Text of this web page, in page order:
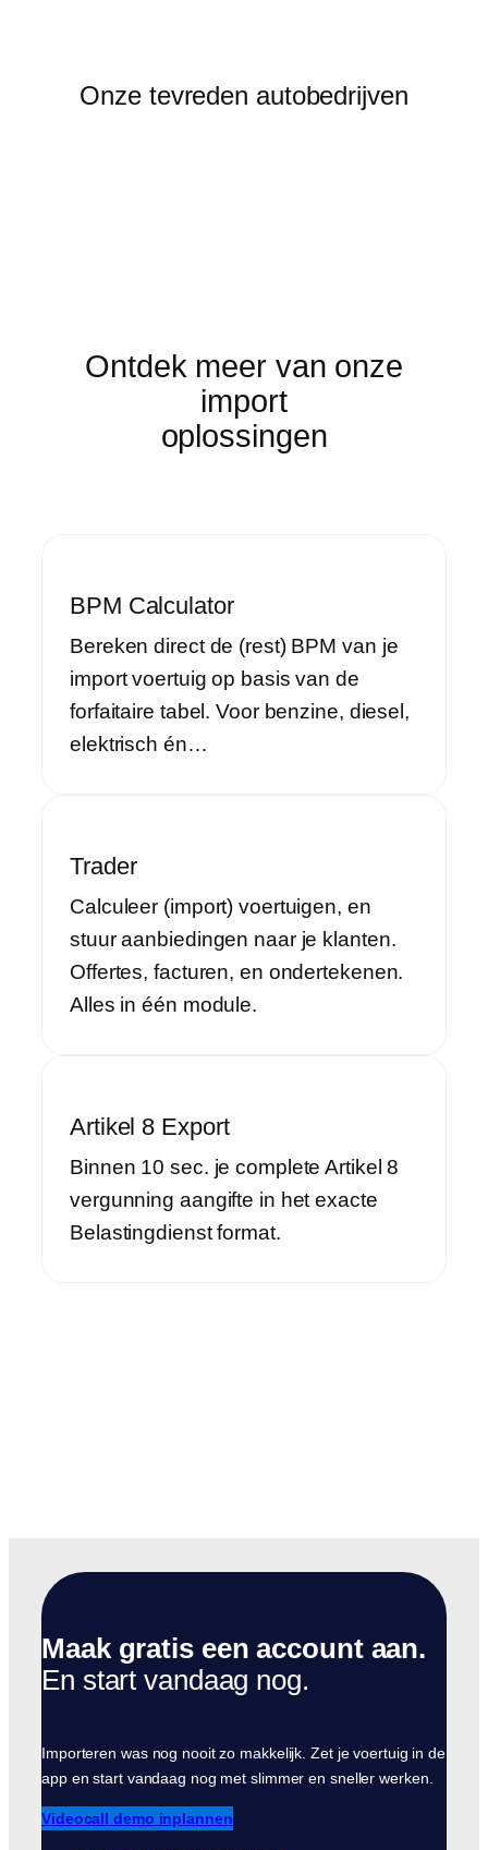
Onze tevreden autobedrijven
Ontdek meer van onze
import
oplossingen
BPM Calculator
Bereken direct de (rest) BPM van je
import voertuig op basis van de
forfaitaire tabel. Voor benzine, diesel,
elektrisch én…
Trader
Calculeer (import) voertuigen, en
stuur aanbiedingen naar je klanten.
Offertes, facturen, en ondertekenen.
Alles in één module.
Artikel 8 Export
Binnen 10 sec. je complete Artikel 8
vergunning aangifte in het exacte
Belastingdienst format.
Maak gratis een account aan.
En start vandaag nog.
Importeren was nog nooit zo makkelijk. Zet je voertuig in de
app en start vandaag nog met slimmer en sneller werken.
Videocall demo inplannen